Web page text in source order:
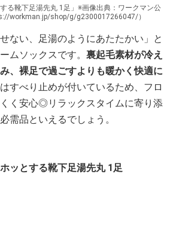
る靴下足湯先丸 1足」※画像出典：ワークマン公
workman.jp/shop/g/g2300017266047/）
ない、足湯のようにあたたかい」と
ムソックスです。 裏起毛素材が冷え
、裸足で過ごすよりも暖かく快適に
すべり止めが付いているため、フロ
く安心◎リラックスタイムに寄り添
需品といえるでしょう。
ッとする靴下足湯先丸 1足